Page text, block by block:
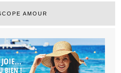
AMOUR